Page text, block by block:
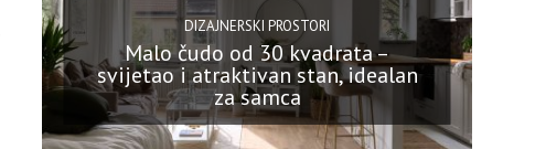
DIZAJNERSKI PROSTORI
Malo čudo od 30 kvadrata –
svijetao i atraktivan stan, idealan
za samca